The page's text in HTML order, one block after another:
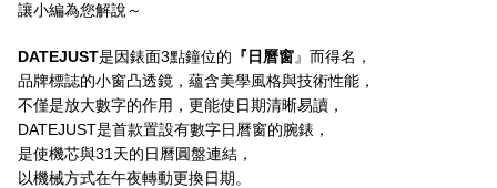
讓小編為您解說～
DATEJUST是因錶面3點鐘位的 『日曆窗』而得名，
品牌標誌的小窗凸透鏡，蘊含美學風格與技術性能，
不僅是放大數字的作用，更能使日期清晰易讀，
DATEJUST是首款置設有數字日曆窗的腕錶，
是使機芯與31天的日曆圓盤連結，
以機械方式在午夜轉動更換日期。